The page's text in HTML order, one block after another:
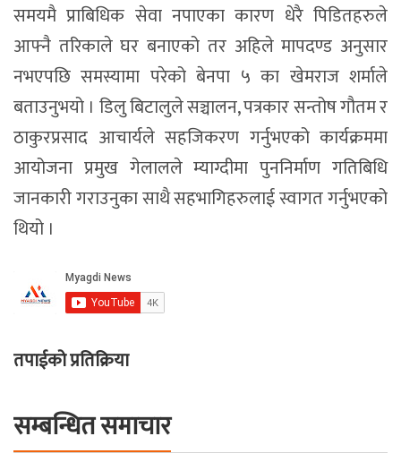
समयमै प्राबिधिक सेवा नपाएका कारण धेरै पिडितहरुले
आफ्नै तरिकाले घर बनाएको तर अहिले मापदण्ड अनुसार
नभएपछि समस्यामा परेको बेनपा ५ का खेमराज शर्माले
बताउनुभयो । डिलु बिटालुले सञ्चालन, पत्रकार सन्तोष गौतम र
ठाकुरप्रसाद आचार्यले सहजिकरण गर्नुभएको कार्यक्रममा
आयोजना प्रमुख गेलालले म्याग्दीमा पुननिर्माण गतिबिधि
जानकारी गराउनुका साथै सहभागिहरुलाई स्वागत गर्नुभएको
थियो ।
तपाईको प्रतिक्रिया
सम्बन्धित समाचार